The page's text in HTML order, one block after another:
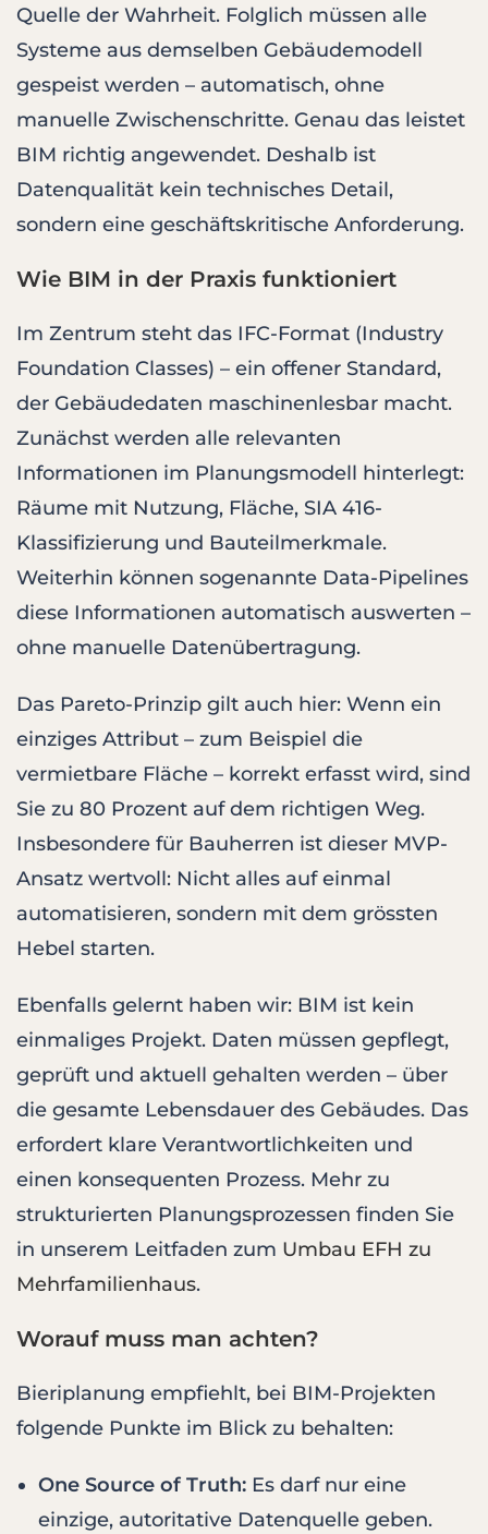
Quelle der Wahrheit. Folglich müssen alle
Systeme aus demselben Gebäudemodell
gespeist werden – automatisch, ohne
manuelle Zwischenschritte. Genau das leistet
BIM richtig angewendet. Deshalb ist
Datenqualität kein technisches Detail,
sondern eine geschäftskritische Anforderung.
Wie BIM in der Praxis funktioniert
Im Zentrum steht das IFC-Format (Industry
Foundation Classes) – ein offener Standard,
der Gebäudedaten maschinenlesbar macht.
Zunächst werden alle relevanten
Informationen im Planungsmodell hinterlegt:
Räume mit Nutzung, Fläche, SIA 416-
Klassifizierung und Bauteilmerkmale.
Weiterhin können sogenannte Data-Pipelines
diese Informationen automatisch auswerten –
ohne manuelle Datenübertragung.
Das Pareto-Prinzip gilt auch hier: Wenn ein
einziges Attribut – zum Beispiel die
vermietbare Fläche – korrekt erfasst wird, sind
Sie zu 80 Prozent auf dem richtigen Weg.
Insbesondere für Bauherren ist dieser MVP-
Ansatz wertvoll: Nicht alles auf einmal
automatisieren, sondern mit dem grössten
Hebel starten.
Ebenfalls gelernt haben wir: BIM ist kein
einmaliges Projekt. Daten müssen gepflegt,
geprüft und aktuell gehalten werden – über
die gesamte Lebensdauer des Gebäudes. Das
erfordert klare Verantwortlichkeiten und
einen konsequenten Prozess. Mehr zu
strukturierten Planungsprozessen finden Sie
in unserem Leitfaden zum Umbau EFH zu
Mehrfamilienhaus.
Worauf muss man achten?
Bieriplanung empfiehlt, bei BIM-Projekten
folgende Punkte im Blick zu behalten:
One Source of Truth: Es darf nur eine
einzige, autoritative Datenquelle geben.